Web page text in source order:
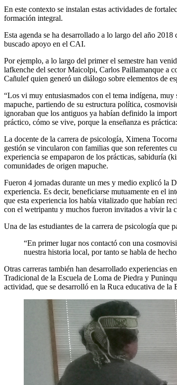
En este contexto se instalan estas actividades de
formación integral.
Esta agenda se ha desarrollado a lo largo del año
buscado apoyo en el CAI.
Por ejemplo, a lo largo del primer el semestre han
lafkenche del sector Maicolpi, Carlos Paillamanque a
Cañulef quien generó un diálogo sobre elementos de
“Los vi muy entusiasmados con el tema indígena,
mapuche, partiendo de su estructura política,
ignoraban que los antiguos ya habían definido la
práctico, cómo se vive, porque la enseñanza es
La docente de la carrera de psicología, Ximena
gestión se vincularon con familias que son referentes
experiencia se empaparon de los prácticas, sabiduría
comunidades de origen mapuche.
Fueron 4 jornadas durante un mes y medio explicó la
experiencia. Es decir, beneficiarse mutuamente en el
que esta experiencia los había vitalizado que habían
con el wetripantu y muchos fueron invitados a vivir la
Una de las estudiantes de la carrera de psicología
“En primer lugar nos contactó con una
nuestra historia local, por tanto se habla de
Otras carreras también han desarrollado experiencias
Tradicional de la Escuela de Loma de Piedra y
actividad, que se desarrolló en la Ruca educativa de